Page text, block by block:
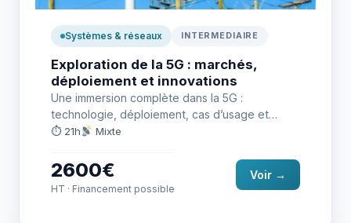
Systèmes & réseaux INTERMEDIAIRE
Exploration de la 5G : marchés,
déploiement et innovations
Une immersion complète dans la 5G :
technologie, déploiement, cas d’usage et
évolutions futures. Idéal pour tout
⏱ 21h Mixte
2600€
HT · Financement possible
Voir →